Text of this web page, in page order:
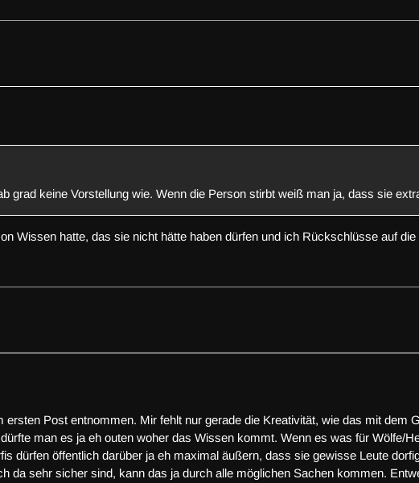
grad keine Vorstellung wie. Wenn die Person stirbt weiß man ja, dass sie
Wissen hatte, das sie nicht hätte haben dürfen und ich Rückschlüsse auf
ersten Post entnommen. Mir fehlt nur gerade die Kreativität, wie das mit dem
man es ja eh outen woher das Wissen kommt. Wenn es was für Wölfe/
dürfen öffentlich darüber ja eh maximal äußern, dass sie gewisse Leute
da sehr sicher sind, kann das ja durch alle möglichen Sachen kommen.